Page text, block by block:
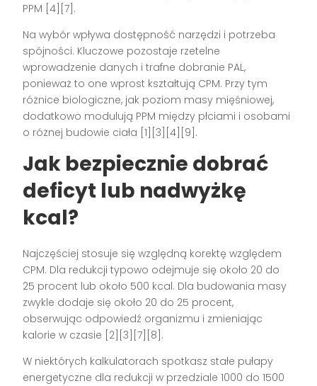
PPM [4][7].
Na wybór wpływa dostępność narzędzi i potrzeba
spójności. Kluczowe pozostaje rzetelne
wprowadzenie danych i trafne dobranie PAL,
ponieważ to one wprost kształtują CPM. Przy tym
różnice biologiczne, jak poziom masy mięśniowej,
dodatkowo modulują PPM między płciami i osobami
o różnej budowie ciała [1][3][4][9].
Jak bezpiecznie dobrać
deficyt lub nadwyżkę
kcal?
Najczęściej stosuje się względną korektę względem
CPM. Dla redukcji typowo odejmuje się około 20 do
25 procent lub około 500 kcal. Dla budowania masy
zwykle dodaje się około 20 do 25 procent,
obserwując odpowiedź organizmu i zmieniając
kalorie w czasie [2][3][7][8].
W niektórych kalkulatorach spotkasz stałe pułapy
energetyczne dla redukcji w przedziale 1000 do 1500